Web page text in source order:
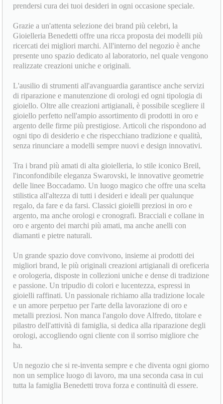
vendita di gioielli dei migliori brand: la Gioielleria Benedetti ti
prendersi cura dei tuoi desideri in ogni occasione speciale.
Grazie a un'attenta selezione dei brand più celebri, la
Gioielleria Benedetti offre una ricca proposta dei modelli più
ricercati dei migliori marchi. All'interno del negozio è anche
realizzate creazioni uniche e originali.
L'ausilio di strumenti all'avanguardia garantisce anche servizi
di riparazione e manutenzione di orologi ed ogni tipologia di
gioiello. Oltre alle creazioni artigianali, è possibile scegliere il
gioiello perfetto nell'ampio assortimento di prodotti in oro e
argento delle firme più prestigiose. Articoli che rispondono ad
senza rinunciare a modelli sempre nuovi e design innovativi.
Tra i brand più amati di alta gioielleria, lo stile iconico Breil,
l'inconfondibile eleganza Swarovski, le innovative geometrie
delle linee Boccadamo. Un luogo magico che offre una scelta
stilistica all'altezza di tutti i desideri e ideali per qualunque
regalo, da fare e da farsi. Classici gioielli preziosi in oro e
argento, ma anche orologi e cronografi. Bracciali e collane in
diamanti e pietre naturali.
Un grande spazio dove convivono, insieme ai prodotti dei
migliori brand, le più originali creazioni artigianali di oreficeria
e orologeria, disposte in collezioni uniche e dense di tradizione
e passione. Un tripudio di colori e lucentezza, espressi in
gioielli raffinati. Un passionale richiamo alla tradizione locale
e un amore perpetuo per l'arte della lavorazione di oro e
metalli preziosi. Non manca l'angolo dove Alfredo, titolare e
pilastro dell'attività di famiglia, si dedica alla riparazione degli
ha.
Un negozio che si re-inventa sempre e che diventa ogni giorno